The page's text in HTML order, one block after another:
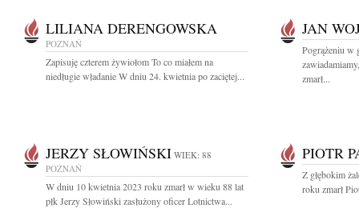
LILIANA DERENGOWSKA
POZNAŃ
Zapisuję czterem żywiołom To co miałem na
niedługie władanie W dniu 24. kwietnia po zaciętej...
JAN
Pogrążeniu w
zmarł...
JERZY SŁOWIŃSKI WIEK: 88
POZNAŃ
W dniu 10 kwietnia 2023 roku zmarł w wieku 88 lat
płk Jerzy Słowiński zasłużony oficer Lotnictwa...
PIOTR
Z głębokim
roku zmarł